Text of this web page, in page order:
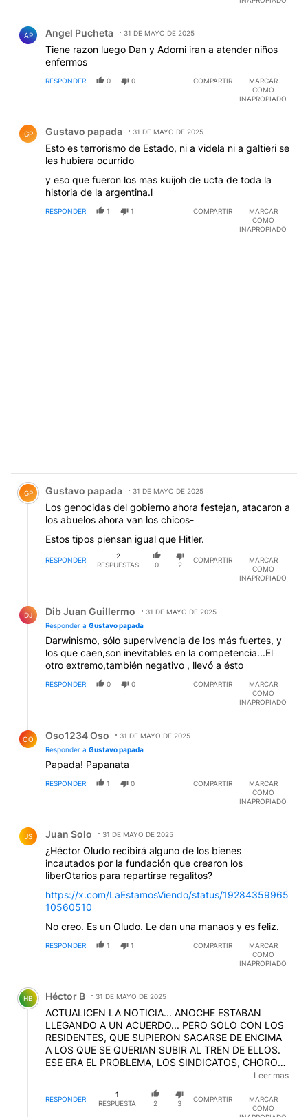
AP Angel Pucheta 31 DE MAYO DE 2025
Tiene razon luego Dan y Adorni iran a atender niños
enfermos
RESPONDER 0 0 COMPARTIR
MARCAR
COMO
INAPROPIADO
GP Gustavo papada 31 DE MAYO DE 2025
Esto es terrorismo de Estado, ni a videla ni a galtieri se
les hubiera ocurrido
y eso que fueron los mas kuijoh de ucta de toda la
historia de la argentina.l
RESPONDER 1 1 COMPARTIR
MARCAR
COMO
INAPROPIADO
Comentario de Gustavo papada.
GP Gustavo papada 31 DE MAYO DE 2025
Los genocidas del gobierno ahora festejan, atacaron a
los abuelos ahora van los chicos-
Estos tipos piensan igual que Hitler.
RESPONDER
2
RESPUESTAS
0 2
COMPARTIR
MARCAR
COMO
INAPROPIADO
DJ Dib Juan Guillermo
31 DE MAYO DE 2025
Responder a Gustavo papada
Darwinismo, sólo supervivencia de los más fuertes, y
los que caen,son inevitables en la competencia...El
otro extremo,también negativo , llevó a ésto
RESPONDER 0 0 COMPARTIR
MARCAR
COMO
INAPROPIADO
OO Oso1234 Oso
31 DE MAYO DE 2025
Responder a Gustavo papada
Papada! Papanata
RESPONDER 1 0 COMPARTIR
MARCAR
COMO
INAPROPIADO
JS Juan Solo 31 DE MAYO DE 2025
¿Héctor Oludo recibirá alguno de los bienes
incautados por la fundación que crearon los
liberOtarios para repartirse regalitos?
https://x.com/LaEstamosViendo/status/19284359965
10560510
No creo. Es un Oludo. Le dan una manaos y es feliz.
RESPONDER 1 1 COMPARTIR
MARCAR
COMO
INAPROPIADO
Comentario de Héctor B.
HB Héctor B 31 DE MAYO DE 2025
ACTUALICEN LA NOTICIA... ANOCHE ESTABAN
LLEGANDO A UN ACUERDO... PERO SOLO CON LOS
RESIDENTES, QUE SUPIERON SACARSE DE ENCIMA
A LOS QUE SE QUERIAN SUBIR AL TREN DE ELLOS.
ESE ERA EL PROBLEMA, LOS SINDICATOS, CHOROS,
ÑOQUIS Y DEMAS ESPANTAJOS QUE "SE QUISIERON
IGUALAR" A LOS MEDICOS RESIDENTES... ESOS SON
LOS QUE ODIAN A LOS NIÑOS, Y TRANSFORMARON
UN HOSPITAL EJEMPLAR, ENA UNA CUEVA DE
Leer mas
RESPONDER
1
RESPUESTA
2 3
COMPARTIR
MARCAR
COMO